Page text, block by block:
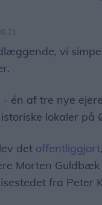
vi
én af tre nye
lokaler på
det offentliggjort
Morten Guldbæk
fra Peter